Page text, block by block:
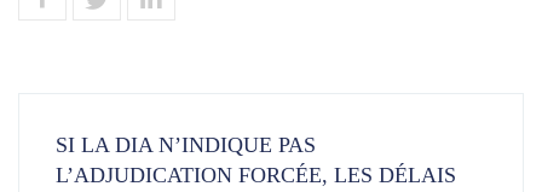
SI LA DIA N’INDIQUE PAS
L’ADJUDICATION FORCÉE, LES DÉLAIS